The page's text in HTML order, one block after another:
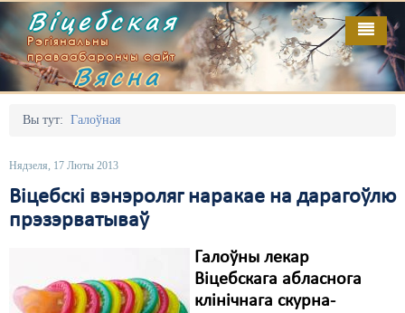
Віцебская
Рэгіянальны
праваабарончы сайт
Вясна
Вы тут: Галоўная
Нядзеля, 17 Люты 2013
Віцебскі вэнэроляг наракае на дарагоўлю
прэзэрватываў
Галоўны лекар
Віцебскага абласнога
клінічнага скурна-
Галоўная
Адміністрацыйны перасьлед
Безбар'ернае асяродзьдзе
Выбары
Дзяржава
Выданьні
Кантакт
Пра нас